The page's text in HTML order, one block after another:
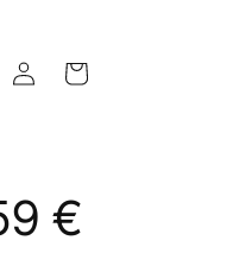
Warenkorb
€